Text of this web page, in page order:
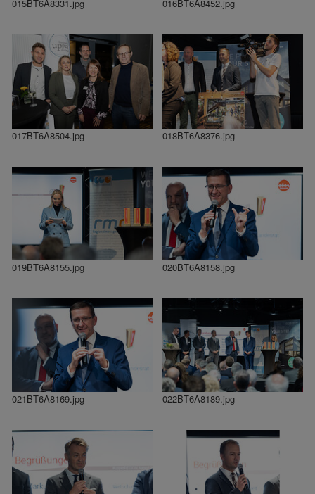
015BT6A8331.jpg 016BT6A8452.jpg
017BT6A8504.jpg 018BT6A8376.jpg
019BT6A8155.jpg 020BT6A8158.jpg
021BT6A8169.jpg 022BT6A8189.jpg